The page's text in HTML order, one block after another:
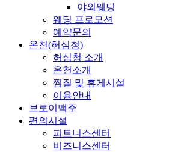
야외웨딩
웨딩 프로모션
예약문의
온천(허심청)
허심청 소개
온천소개
찜질 및 휴게시설
이용안내
브로이맥주
편의시설
피트니스센터
비즈니스센터